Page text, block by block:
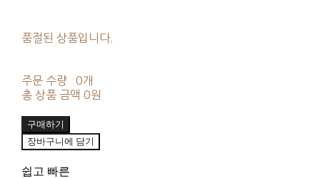
품절된 상품입니다.
주문 수량
0개
총 상품 금액 0원
구매하기
장바구니에 담기
쉽고 빠른